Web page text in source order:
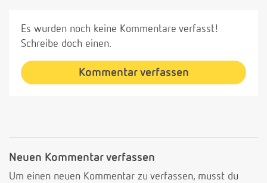
Es wurden noch keine Kommentare verfasst!
Schreibe doch einen.
Kommentar verfassen
Neuen Kommentar verfassen
Um einen neuen Kommentar zu verfassen, musst du